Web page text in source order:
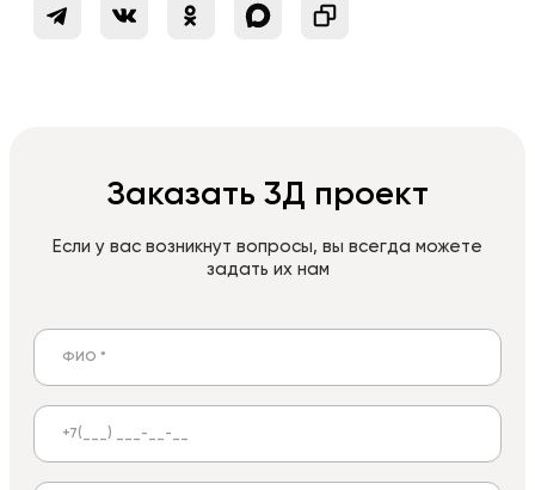
Заказать 3Д проект
Если у вас возникнут вопросы, вы всегда можете
задать их нам